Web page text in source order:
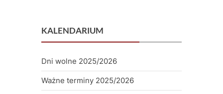
KALENDARIUM
Dni wolne 2025/2026
Ważne terminy 2025/2026